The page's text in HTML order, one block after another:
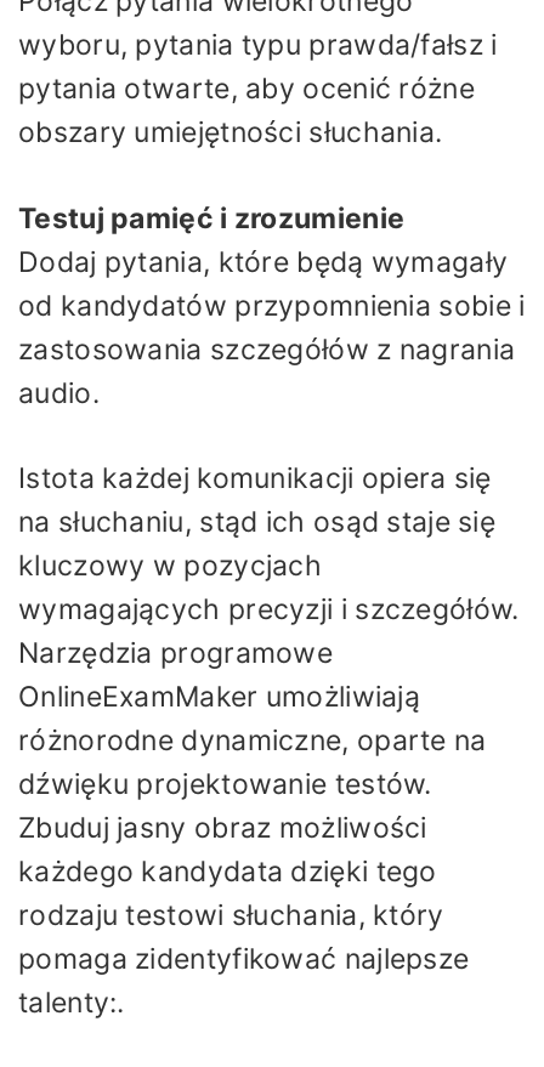
wyboru, pytania typu prawda/fałsz i
pytania otwarte, aby ocenić różne
obszary umiejętności słuchania.
Testuj pamięć i zrozumienie
Dodaj pytania, które będą wymagały
od kandydatów przypomnienia sobie i
zastosowania szczegółów z nagrania
audio.
Istota każdej komunikacji opiera się
na słuchaniu, stąd ich osąd staje się
kluczowy w pozycjach
wymagających precyzji i szczegółów.
Narzędzia programowe
OnlineExamMaker umożliwiają
różnorodne dynamiczne, oparte na
dźwięku projektowanie testów.
Zbuduj jasny obraz możliwości
każdego kandydata dzięki tego
rodzaju testowi słuchania, który
pomaga zidentyfikować najlepsze
talenty:.